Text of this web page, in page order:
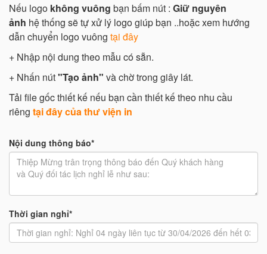
Nếu logo không vuông bạn bấm nút : Giữ nguyên
ảnh hệ thống sẽ tự xử lý logo giúp bạn ..hoặc xem hướng
dẫn chuyển logo vuông tại đây
+ Nhập nội dung theo mẫu có sẵn.
+ Nhấn nút"Tạo ảnh" và chờ trong giây lát.
Tải file gốc thiết kế nếu bạn cần thiết kế theo nhu cầu
riêng tại đây của thư viện in
Nội dung thông báo*
Thời gian nghỉ*